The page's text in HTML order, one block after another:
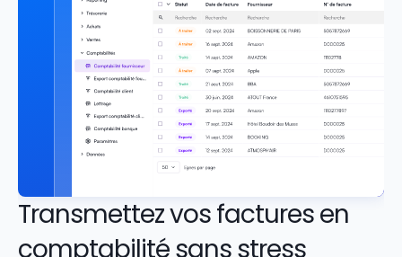
Transmettez vos factures en
comptabilité sans stress